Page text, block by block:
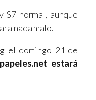
normal, aunque
nada malo.
el domingo 21 de
estará